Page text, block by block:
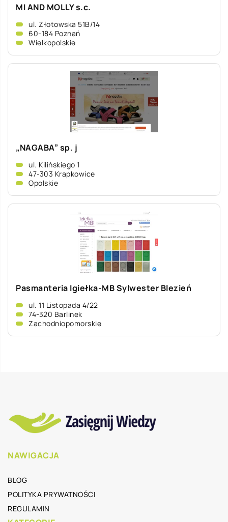
MI AND MOLLY s.c.
ul. Złotowska 51B/14
60-184 Poznań
Wielkopolskie
„NAGABA” sp. j
ul. Kilińskiego 1
47-303 Krapkowice
Opolskie
Pasmanteria Igiełka-MB Sylwester Blezień
ul. 11 Listopada 4/22
74-320 Barlinek
Zachodniopomorskie
NAWIGACJA
BLOG
POLITYKA PRYWATNOŚCI
REGULAMIN